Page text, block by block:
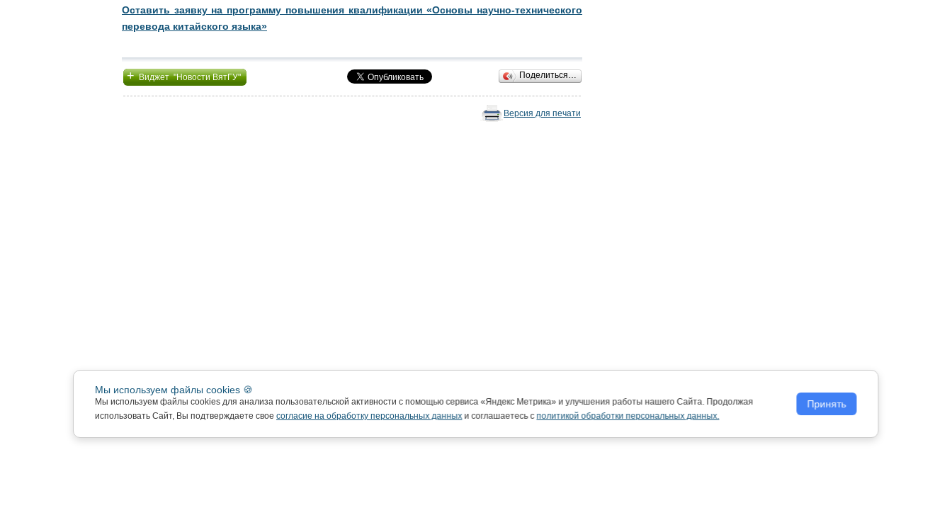
Оставить заявку на программу повышения квалификации «Основы научно-технического
перевода китайского языка»
+Виджет "Новости ВятГУ" Поделиться…
Версия для печати
Мы используем файлы cookies 🍪
Мы используем файлы cookies для анализа пользовательской активности с помощью сервиса «Яндекс Метрика» и улучшения работы нашего Сайта. Продолжая
использовать Сайт, Вы подтверждаете своесогласие на обработку персональных данныхи соглашаетесь сполитикой обработки персональных данных.
Принять